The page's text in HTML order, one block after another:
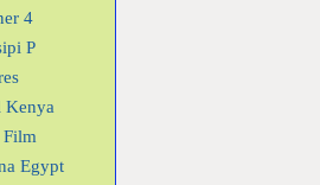
4
P
Kenya
Film
Egypt